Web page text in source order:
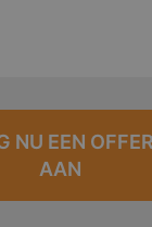
NU EEN
AAN